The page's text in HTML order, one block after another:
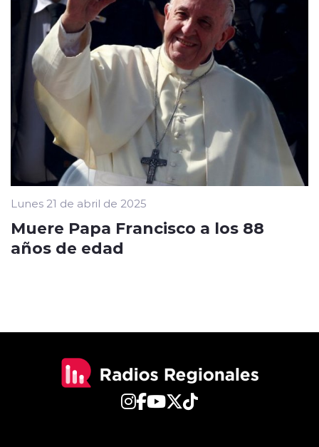
Lunes 21 de abril de 2025
Muere Papa Francisco a los 88
años de edad